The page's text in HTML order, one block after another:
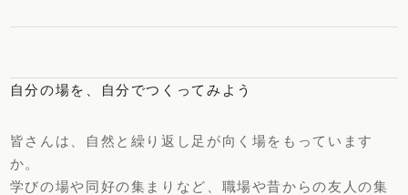
自分の場を、自分でつくってみよう
皆さんは、自然と繰り返し足が向く場をもっています
か。
学びの場や同好の集まりなど、職場や昔からの友人の集